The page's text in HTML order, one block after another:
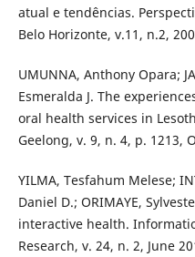
atual e tendências.
Belo Horizonte, v.11, n.2,
UMUNNA, Anthony Opara;
Esmeralda J. The
oral health services in
Geelong, v. 9, n. 4, p. 1213,
YILMA, Tesfahum Melese;
Daniel D.; ORIMAYE,
interactive health.
Research, v. 24, n. 2, June